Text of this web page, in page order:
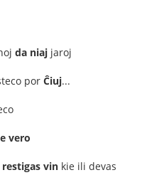
da niaj jaroj
por Ĉiuj...
vero
restigas vin kie ili devas